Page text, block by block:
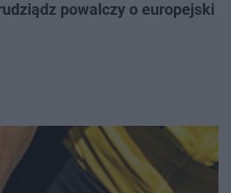
powalczy o europejski